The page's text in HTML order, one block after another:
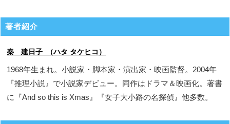
著者紹介
秦 建日子 （ハタ タケヒコ）
1968年生まれ。小説家・脚本家・演出家・映画監督。2004年
『推理小説』で小説家デビュー。同作はドラマ＆映画化。著書
に『And so this is Xmas』『女子大小路の名探偵』他多数。